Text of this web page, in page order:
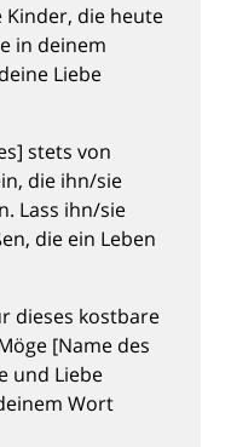
die heute
in deinem
Liebe
stets von
die ihn/sie
Lass ihn/sie
die ein Leben
dieses kostbare
[Name des
und Liebe
Wort